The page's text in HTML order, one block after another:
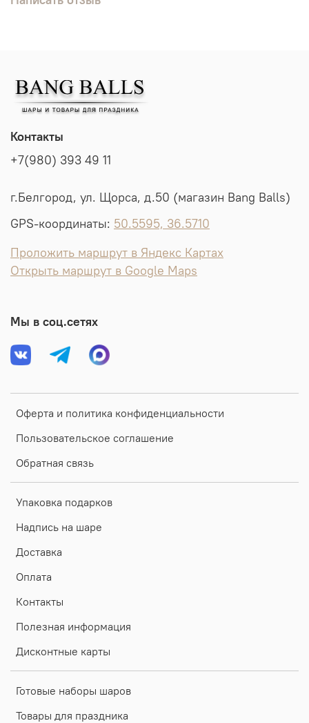
Оферта и политика конфиденциальности
Пользовательское соглашение
Обратная связь
Упаковка подарков
Надпись на шаре
Доставка
Оплата
Контакты
Полезная информация
Дисконтные карты
Готовые наборы шаров
Товары для праздника
Контакты
+7(980) 393 49 11
г.Белгород, ул. Щорса, д.50 (магазин Bang Balls)
GPS-координаты: 50.5595, 36.5710
Проложить маршрут в Яндекс Картах
Открыть маршрут в Google Maps
Мы в соц.сетях